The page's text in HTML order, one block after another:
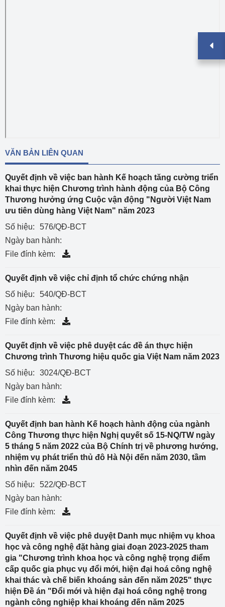
VĂN BẢN LIÊN QUAN
Quyết định về việc ban hành Kế hoạch tăng cường triển
khai thực hiện Chương trình hành động của Bộ Công
Thương hưởng ứng Cuộc vận động "Người Việt Nam
ưu tiên dùng hàng Việt Nam" năm 2023
Số hiệu:
576/QĐ-BCT
Ngày ban hành:
File đính kèm:
Quyết định về việc chỉ định tổ chức chứng nhận
Số hiệu:
540/QĐ-BCT
Ngày ban hành:
File đính kèm:
Quyết định về việc phê duyệt các đề án thực hiện
Chương trình Thương hiệu quốc gia Việt Nam năm 2023
Số hiệu:
3024/QĐ-BCT
Ngày ban hành:
File đính kèm:
Quyết định ban hành Kế hoạch hành động của ngành
Công Thương thực hiện Nghị quyết số 15-NQ/TW ngày
5 tháng 5 năm 2022 của Bộ Chính trị về phương hướng,
nhiệm vụ phát triển thủ đô Hà Nội đến năm 2030, tầm
nhìn đến năm 2045
Số hiệu:
522/QĐ-BCT
Ngày ban hành:
File đính kèm:
Quyết định về việc phê duyệt Danh mục nhiệm vụ khoa
học và công nghệ đặt hàng giai đoạn 2023-2025 tham
gia "Chương trình khoa học và công nghệ trọng điểm
cấp quốc gia phục vụ đổi mới, hiện đại hoá công nghệ
khai thác và chế biến khoáng sản đến năm 2025" thực
hiện Đề án "Đổi mới và hiện đại hoá công nghệ trong
ngành công nghiệp khai khoáng đến năm 2025